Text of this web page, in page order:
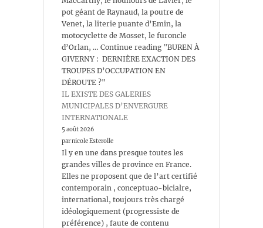
pot géant de Raynaud, la poutre de
Venet, la literie puante d’Emin, la
motocyclette de Mosset, le furoncle
d’Orlan, … Continue reading "BUREN À
GIVERNY : DERNIÈRE EXACTION DES
TROUPES D’OCCUPATION EN
DÉROUTE ?"
IL EXISTE DES GALERIES
MUNICIPALES D’ENVERGURE
INTERNATIONALE
5 août 2026
par nicole Esterolle
Il y en une dans presque toutes les
grandes villes de province en France.
Elles ne proposent que de l’art certifié
contemporain , conceptuao-bicialre,
international, toujours très chargé
idéologiquement (progressiste de
préférence) , faute de contenu